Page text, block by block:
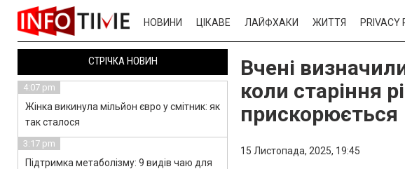
НОВИНИ ЦІКАВЕ ЛАЙФХАКИ ЖИТТЯ PRIVACY
Вчені
коли старіння
прискорюється
15 Листопада, 2025, 19:45
СТРІЧКА НОВИН
4:07 pm
Жінка викинула мільйон євро у смітник: як
так сталося
3:17 pm
Підтримка метаболізму: 9 видів чаю для